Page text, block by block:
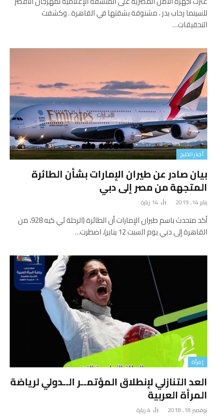
للسينما رحاب بدر ، مشنوقة بشقتها في القاهرة . وكشفت
التحقيقات…
أخبار الخليج
بيان صادر عن طيران الإمارات بشأن الطائرة
المتجهة من مصر إلى دبي
يناير 14, 2019 14 زيارة
أكد متحدث باسم طيران الإمارات أن الطائرة (الرحلة ئي كيه 928، من
القاهرة إلى دبي يوم السبت 12 يناير)، اضطرت…
إمرأة
العد التنازلي لإنطلاق المؤتمــر الــدولي لرياضة
المرأة العربية
نوفمبر 18, 2018 4زيارة